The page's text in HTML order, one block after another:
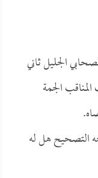
الجليل ثاني
الجمة
التصحيح هل له